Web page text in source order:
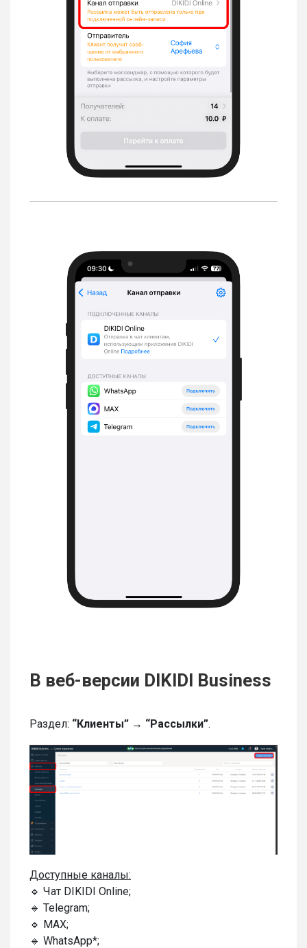
В веб-версии DIKIDI Business
Раздел: “Клиенты” → “Рассылки”.
Доступные каналы:
🔹 Чат DIKIDI Online;
🔹 Telegram;
🔹 MAX;
🔹 WhatsApp*;